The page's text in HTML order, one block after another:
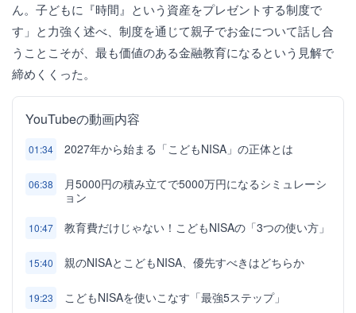
ん。子どもに『時間』という資産をプレゼントする制度で
す」と力強く述べ、制度を通じて親子でお金について話し合
うことこそが、最も価値のある金融教育になるという見解で
締めくくった。
YouTubeの動画内容
01:34 2027年から始まる「こどもNISA」の正体とは
06:38
月5000円の積み立てで5000万円になるシミュレーシ
ョン
10:47 教育費だけじゃない！こどもNISAの「3つの使い方」
15:40 親のNISAとこどもNISA、優先すべきはどちらか
19:23 こどもNISAを使いこなす「最強5ステップ」